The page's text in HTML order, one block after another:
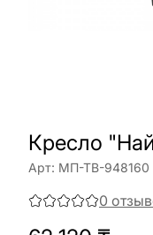
Кресло
Арт: МП-ТВ-948160
0